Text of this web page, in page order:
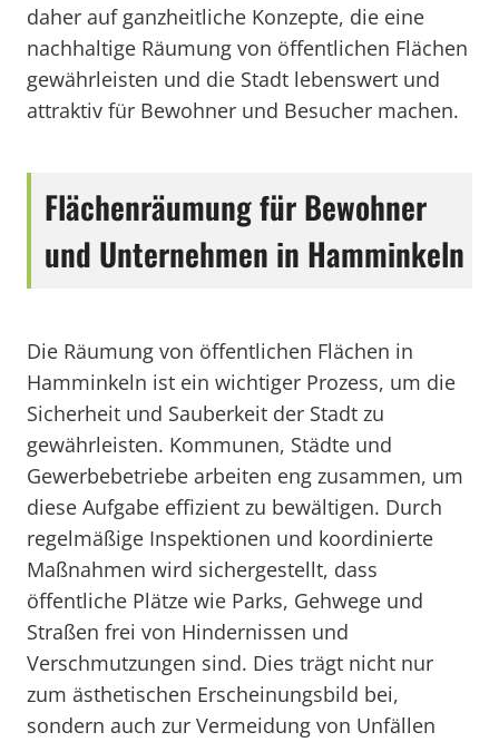
daher auf ganzheitliche Konzepte, die eine
nachhaltige Räumung von öffentlichen Flächen
gewährleisten und die Stadt lebenswert und
attraktiv für Bewohner und Besucher machen.
Flächenräumung für Bewohner
und Unternehmen in Hamminkeln
Die Räumung von öffentlichen Flächen in
Hamminkeln ist ein wichtiger Prozess, um die
Sicherheit und Sauberkeit der Stadt zu
gewährleisten. Kommunen, Städte und
Gewerbebetriebe arbeiten eng zusammen, um
diese Aufgabe effizient zu bewältigen. Durch
regelmäßige Inspektionen und koordinierte
Maßnahmen wird sichergestellt, dass
öffentliche Plätze wie Parks, Gehwege und
Straßen frei von Hindernissen und
Verschmutzungen sind. Dies trägt nicht nur
zum ästhetischen Erscheinungsbild bei,
sondern auch zur Vermeidung von Unfällen